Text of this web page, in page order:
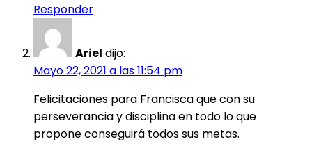
Responder
Ariel dijo:
Mayo 22, 2021 a las 11:54 pm
Felicitaciones para Francisca que con su
perseverancia y disciplina en todo lo que
propone conseguirá todos sus metas.